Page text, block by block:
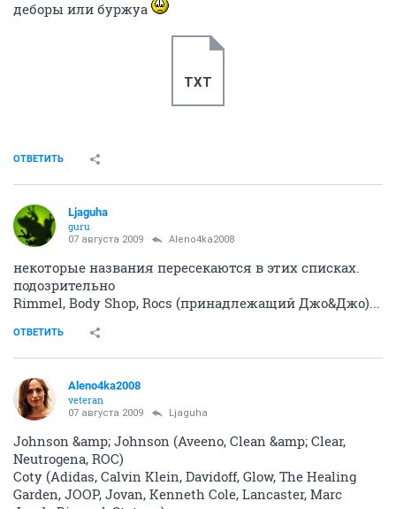
спасибо.
я его тож нашла уже
http://www.vegan.ru/blog/xGreenx_blog_for_example/
http://community.livejournal.com/_save_animals_/2980.html
порадовало "Lush (натуральная косметика, продаётся
ОТВЕТИТЬ
Aleno4ka2008
veteran
А вот фирмы которые тестируют косметику на
животных. Жалко, мне помады мейбеллин нравятся
и тушь от макс фактор...(( буду искать аналоги у
деборы или буржуа